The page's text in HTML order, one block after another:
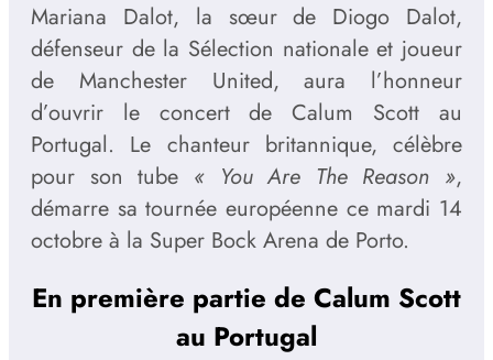
Mariana Dalot, la sœur de Diogo Dalot,
défenseur de la Sélection nationale et joueur
de Manchester United, aura l’honneur
d’ouvrir le concert de Calum Scott au
Portugal. Le chanteur britannique, célèbre
pour son tube « You Are The Reason »,
démarre sa tournée européenne ce mardi 14
octobre à la Super Bock Arena de Porto.
En première partie de Calum Scott
au Portugal